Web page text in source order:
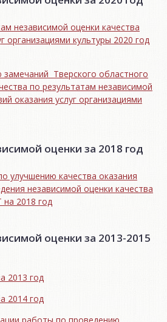
независимой оценки качества
организациями культуры 2020 год
замечаний Тверского областного
по результатам независимой
оказания услуг организациями
оценки за 2018 год
улучшению качества оказания
независимой оценки качества
2018 год
оценки за 2013-2015
2013 год
2014 год